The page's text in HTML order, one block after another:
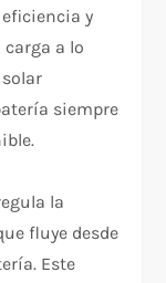
y
a lo
siempre
la
fluye desde
Este